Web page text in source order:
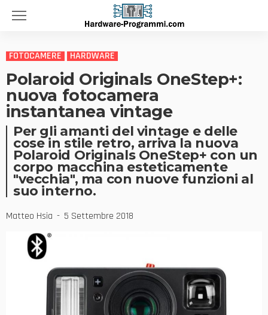
FOTOCAMERE HARDWARE
Polaroid Originals OneStep+:
nuova fotocamera
instantanea vintage
Per gli amanti del vintage e delle
cose in stile retro, arriva la nuova
Polaroid Originals OneStep+ con un
corpo macchina esteticamente
"vecchia", ma con nuove funzioni al
suo interno.
Matteo Hsia 5 Settembre 2018